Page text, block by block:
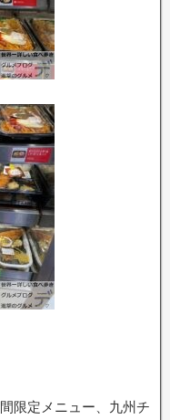
限定メニュー、九州チ